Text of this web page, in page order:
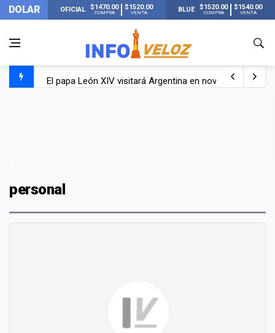
DOLAR OFICIAL $1470.00
COMPRA
$1520.00
VENTA BLUE $1520.00
COMPRA
$1540.00
VENTA
El papa León XIV visitará Argentina en noviembre:
personal